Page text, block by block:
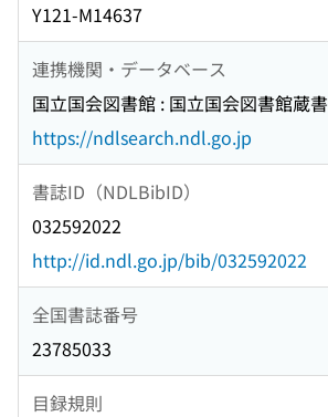
Y121-M14637
連携機関・データベース
国立国会図書館 : 国立国会図書館蔵書
https://ndlsearch.ndl.go.jp
書誌ID（NDLBibID）
032592022
http://id.ndl.go.jp/bib/032592022
全国書誌番号
23785033
目録規則